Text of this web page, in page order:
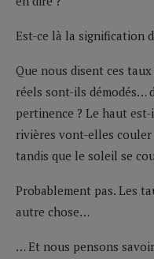
Est-ce là la signification
Que nous disent ces
réels sont-ils démodés…
pertinence ? Le haut
rivières vont-elles couler
tandis que le soleil se
Probablement pas. Les
autre chose…
… Et nous pensons savoir